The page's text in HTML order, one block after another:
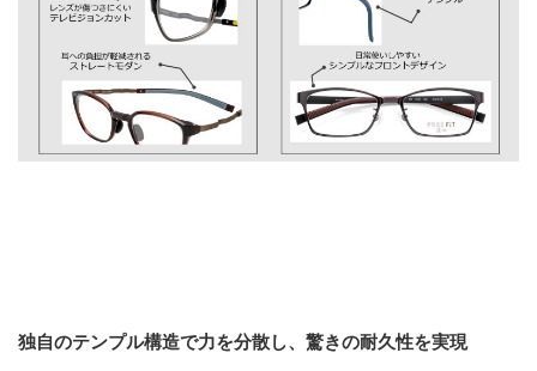
独自のテンプル構造で力を分散し、驚きの耐久性を実現